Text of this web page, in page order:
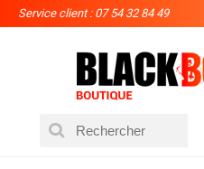
Service client : 07 54 32 84 49